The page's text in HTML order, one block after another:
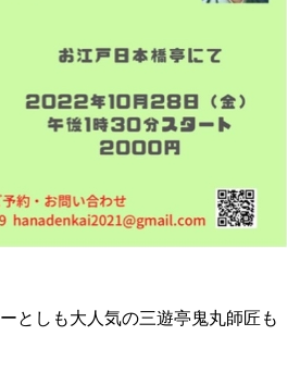
としも大人気の三遊亭鬼丸師匠も